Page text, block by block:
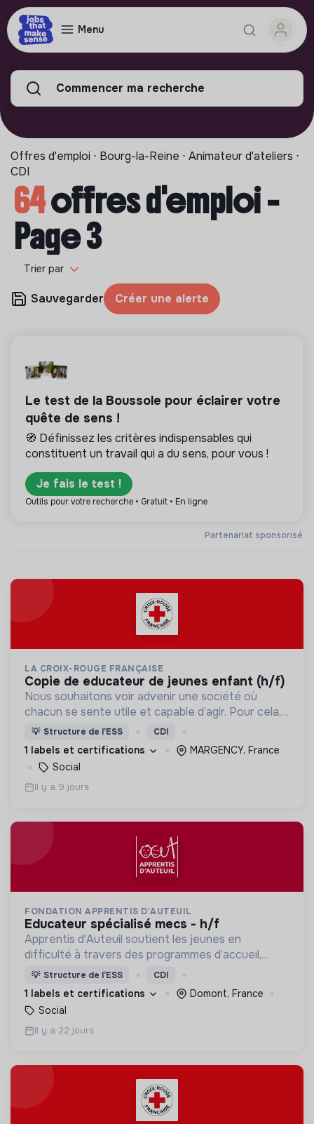
Menu
Commencer ma recherche
Offres d'emploi ⋅ Bourg-la-Reine ⋅ Animateur d'ateliers ⋅
CDI
64offres d'emploi -
Page 3
Trier par
Sauvegarder Créer une alerte
Partenariat sponsorisé
Le test de la Boussole pour éclairer votre
quête de sens !
🧭 Définissez les critères indispensables qui
constituent un travail qui a du sens, pour vous !
Je fais le test !
Outils pour votre recherche • Gratuit • En ligne
LA CROIX-ROUGE FRANÇAISE
copie de educateur de jeunes enfant (h/f)
Nous souhaitons voir advenir une société où
chacun se sente utile et capable d’agir. Pour cela,
nous proposons des moyens et des lieux
d’engagement innovants et adaptés à tous.
💡 Structure de l’ESS CDI
1 labels et certifications
MARGENCY, France
Social
Il y a 9 jours
FONDATION APPRENTIS D'AUTEUIL
educateur spécialisé mecs - h/f
Apprentis d'Auteuil soutient les jeunes en
difficulté à travers des programmes d’accueil,
d’éducation, de formation et d’insertion pour leur
permettre de devenir des hommes et des femmes
debout.
💡 Structure de l’ESS CDI
1 labels et certifications
Domont, France
Social
Il y a 22 jours